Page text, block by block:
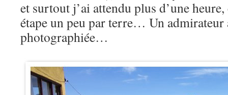
et surtout j’ai attendu plus d’une
étape un peu par terre… Un admirateur
photographiée…